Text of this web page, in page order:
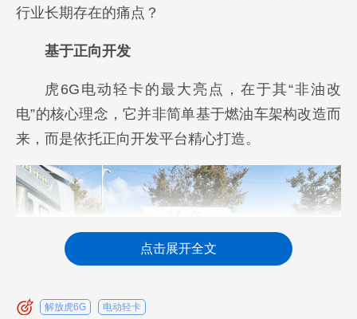
行业长期存在的痛点？
基于正向开发
虎6G电动轻卡的最大亮点，在于其“非油改
电”的核心理念，它并非简单基于燃油车架构改造而
来，而是依托正向开发平台精心打造。
点击展开全文
解放虎6G 电动轻卡